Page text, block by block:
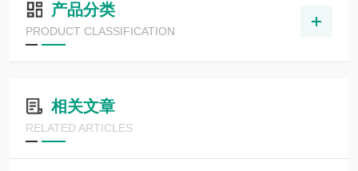
产品分类
PRODUCT CLASSIFICATION
相关文章
RELATED ARTICLES